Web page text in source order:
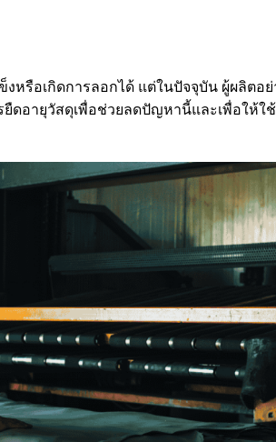
หรือเกิดการลอกได้ แต่ในปัจจุบัน ผู้ผลิตอย่
ดอายุวัสดุเพื่อช่วยลดปัญหานี้และเพื่อให้ใช้